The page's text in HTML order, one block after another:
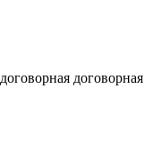
договорная договорная